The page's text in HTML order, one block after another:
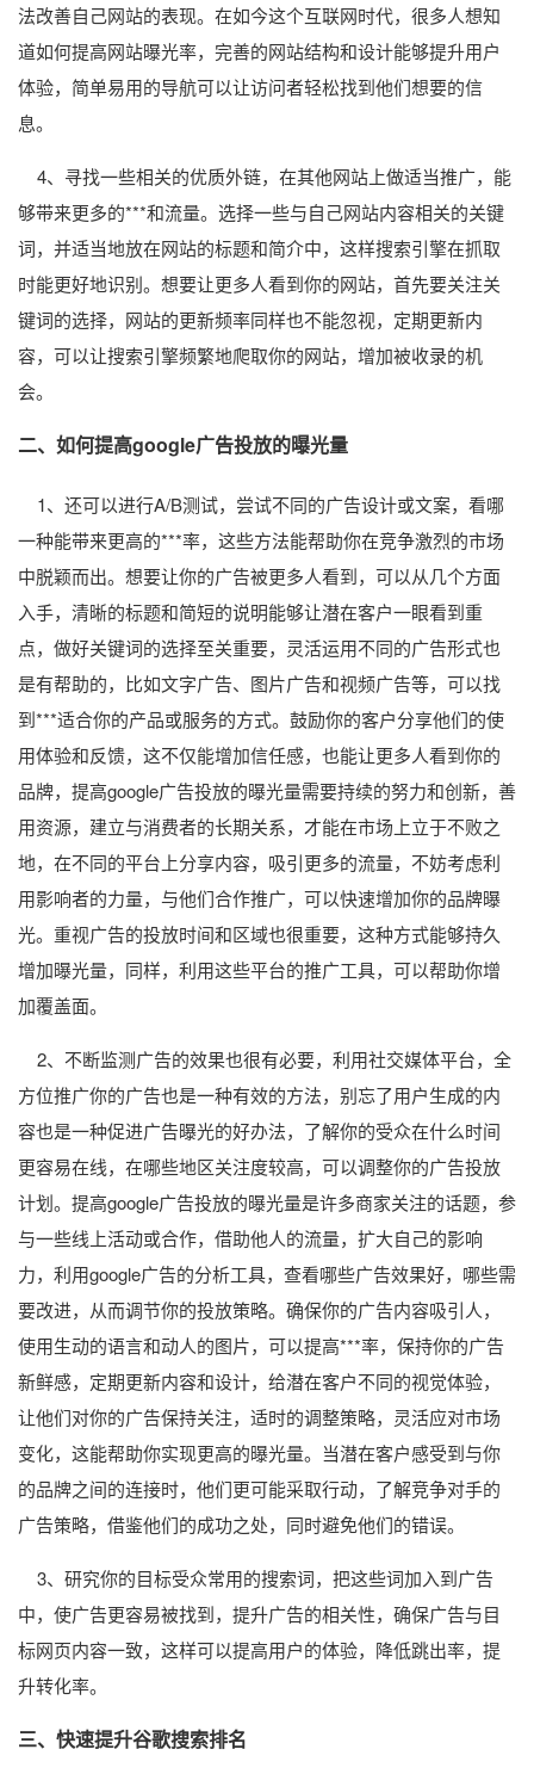
法改善自己网站的表现。在如今这个互联网时代，很多人想知
道如何提高网站曝光率，完善的网站结构和设计能够提升用户
体验，简单易用的导航可以让访问者轻松找到他们想要的信
息。
4、寻找一些相关的优质外链，在其他网站上做适当推广，能
够带来更多的***和流量。选择一些与自己网站内容相关的关键
词，并适当地放在网站的标题和简介中，这样搜索引擎在抓取
时能更好地识别。想要让更多人看到你的网站，首先要关注关
键词的选择，网站的更新频率同样也不能忽视，定期更新内
容，可以让搜索引擎频繁地爬取你的网站，增加被收录的机
会。
二、如何提高google广告投放的曝光量
1、还可以进行A/B测试，尝试不同的广告设计或文案，看哪
一种能带来更高的***率，这些方法能帮助你在竞争激烈的市场
中脱颖而出。想要让你的广告被更多人看到，可以从几个方面
入手，清晰的标题和简短的说明能够让潜在客户一眼看到重
点，做好关键词的选择至关重要，灵活运用不同的广告形式也
是有帮助的，比如文字广告、图片广告和视频广告等，可以找
到***适合你的产品或服务的方式。鼓励你的客户分享他们的使
用体验和反馈，这不仅能增加信任感，也能让更多人看到你的
品牌，提高google广告投放的曝光量需要持续的努力和创新，善
用资源，建立与消费者的长期关系，才能在市场上立于不败之
地，在不同的平台上分享内容，吸引更多的流量，不妨考虑利
用影响者的力量，与他们合作推广，可以快速增加你的品牌曝
光。重视广告的投放时间和区域也很重要，这种方式能够持久
增加曝光量，同样，利用这些平台的推广工具，可以帮助你增
加覆盖面。
2、不断监测广告的效果也很有必要，利用社交媒体平台，全
方位推广你的广告也是一种有效的方法，别忘了用户生成的内
容也是一种促进广告曝光的好办法，了解你的受众在什么时间
更容易在线，在哪些地区关注度较高，可以调整你的广告投放
计划。提高google广告投放的曝光量是许多商家关注的话题，参
与一些线上活动或合作，借助他人的流量，扩大自己的影响
力，利用google广告的分析工具，查看哪些广告效果好，哪些需
要改进，从而调节你的投放策略。确保你的广告内容吸引人，
使用生动的语言和动人的图片，可以提高***率，保持你的广告
新鲜感，定期更新内容和设计，给潜在客户不同的视觉体验，
让他们对你的广告保持关注，适时的调整策略，灵活应对市场
变化，这能帮助你实现更高的曝光量。当潜在客户感受到与你
的品牌之间的连接时，他们更可能采取行动，了解竞争对手的
广告策略，借鉴他们的成功之处，同时避免他们的错误。
3、研究你的目标受众常用的搜索词，把这些词加入到广告
中，使广告更容易被找到，提升广告的相关性，确保广告与目
标网页内容一致，这样可以提高用户的体验，降低跳出率，提
升转化率。
三、快速提升谷歌搜索排名